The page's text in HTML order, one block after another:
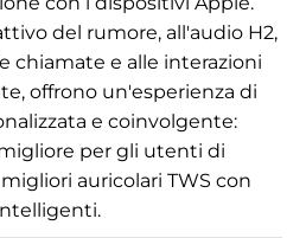
del rumore, all'audio H2,
chiamate e alle interazioni
offrono un'esperienza di
e coinvolgente:
per gli utenti di
auricolari TWS con